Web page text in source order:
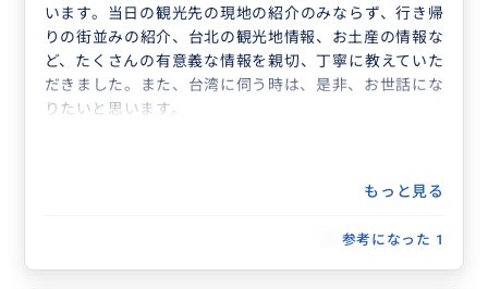
います。当日の観光先の現地の紹介のみならず、行き帰
りの街並みの紹介、台北の観光地情報、お土産の情報な
ど、たくさんの有意義な情報を親切、丁寧に教えていた
だきました。また、台湾に伺う時は、是非、お世話にな
りたいと思います。
もっと見る
参考になった 1